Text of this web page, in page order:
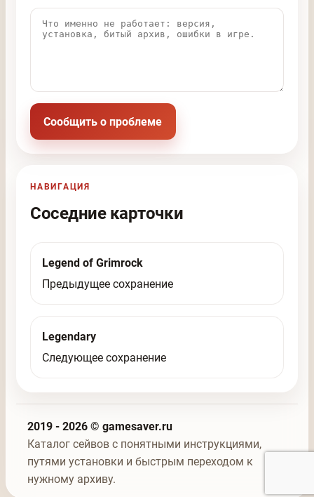
Сообщить о проблеме
НАВИГАЦИЯ
Соседние карточки
Legend of Grimrock
Предыдущее сохранение
Legendary
Следующее сохранение
2019 - 2026 © gamesaver.ru
Каталог сейвов с понятными инструкциями,
путями установки и быстрым переходом к
нужному архиву.